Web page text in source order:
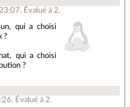
. Évalué à 2.
qui a choisi
?
qui a choisi
?
. Évalué à2.